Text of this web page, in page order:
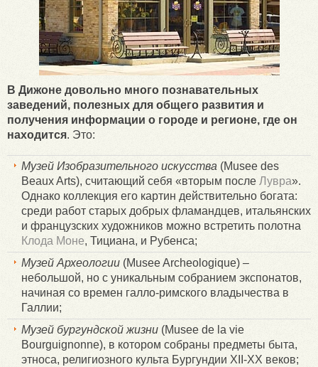
В Дижоне довольно много познавательных
заведений, полезных для общего развития и
получения информации о городе и регионе, где он
находится. Это:
Музей Изобразительного искусства (Musee des
Beaux Arts), считающий себя «вторым после Лувра».
Однако коллекция его картин действительно богата:
среди работ старых добрых фламандцев, итальянских
и французских художников можно встретить полотна
Клода Моне, Тициана, и Рубенса;
Музей Археологии (Musee Archeologique) –
небольшой, но с уникальным собранием экспонатов,
начиная со времен галло-римского владычества в
Галлии;
Музей бургундской жизни (Musee de la vie
Bourguignonne), в котором собраны предметы быта,
этноса, религиозного культа Бургундии XII-XX веков;